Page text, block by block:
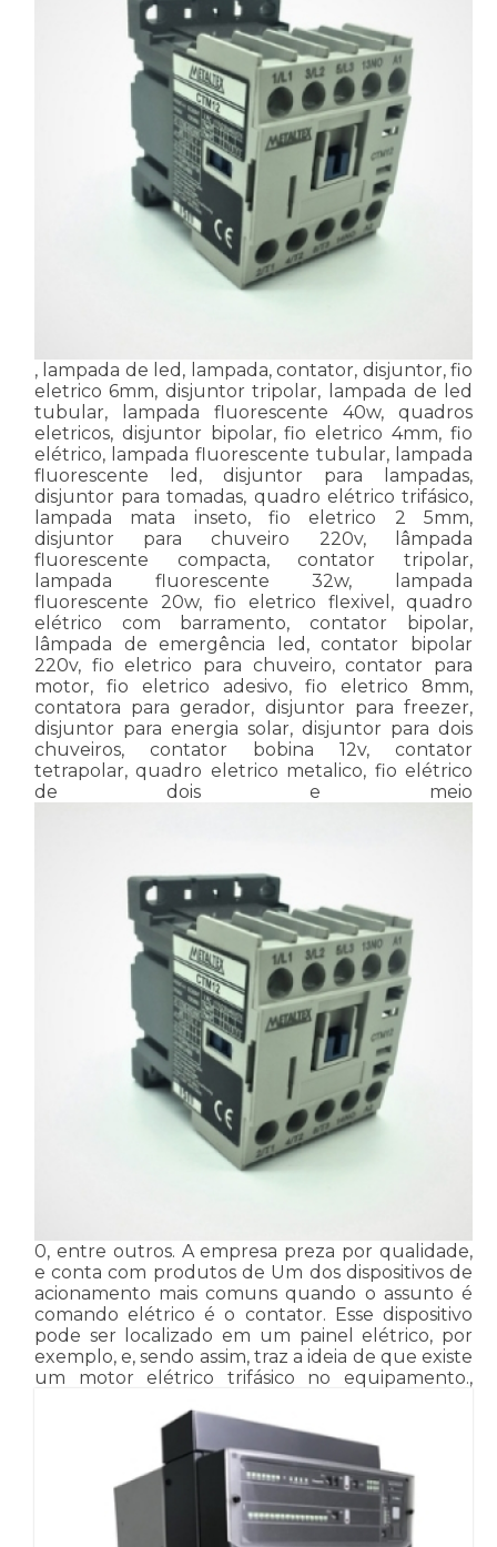
, lampada de led, lampada, contator, disjuntor, fio
eletrico 6mm, disjuntor tripolar, lampada de led
tubular, lampada fluorescente 40w, quadros
eletricos, disjuntor bipolar, fio eletrico 4mm, fio
elétrico, lampada fluorescente tubular, lampada
fluorescente led, disjuntor para lampadas,
disjuntor para tomadas, quadro elétrico trifásico,
lampada mata inseto, fio eletrico 2 5mm,
disjuntor para chuveiro 220v, lâmpada
fluorescente compacta, contator tripolar,
lampada fluorescente 32w, lampada
fluorescente 20w, fio eletrico flexivel, quadro
elétrico com barramento, contator bipolar,
lâmpada de emergência led, contator bipolar
220v, fio eletrico para chuveiro, contator para
motor, fio eletrico adesivo, fio eletrico 8mm,
contatora para gerador, disjuntor para freezer,
disjuntor para energia solar, disjuntor para dois
chuveiros, contator bobina 12v, contator
tetrapolar, quadro eletrico metalico, fio elétrico
de dois e meio
0, entre outros. A empresa preza por qualidade,
e conta com produtos de Um dos dispositivos de
acionamento mais comuns quando o assunto é
comando elétrico é o contator. Esse dispositivo
pode ser localizado em um painel elétrico, por
exemplo, e, sendo assim, traz a ideia de que existe
um motor elétrico trifásico no equipamento.,